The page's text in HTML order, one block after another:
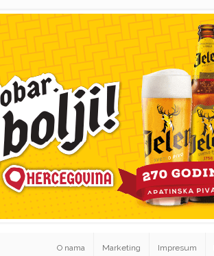
O nama Marketing Impresum